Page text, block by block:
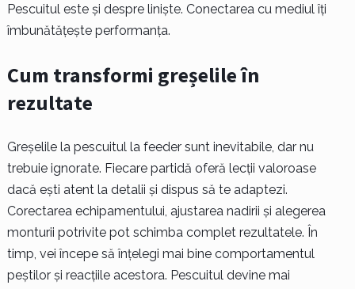
Pescuitul este și despre liniște. Conectarea cu mediul îți
îmbunătățește performanța.
Cum transformi greșelile în
rezultate
Greșelile la pescuitul la feeder sunt inevitabile, dar nu
trebuie ignorate. Fiecare partidă oferă lecții valoroase
dacă ești atent la detalii și dispus să te adaptezi.
Corectarea echipamentului, ajustarea nadirii și alegerea
monturii potrivite pot schimba complet rezultatele. În
timp, vei începe să înțelegi mai bine comportamentul
peștilor și reacțiile acestora. Pescuitul devine mai